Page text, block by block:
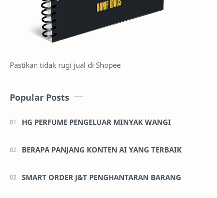
Pastikan tidak rugi jual di Shopee
Popular Posts
HG PERFUME PENGELUAR MINYAK WANGI
BERAPA PANJANG KONTEN AI YANG TERBAIK
SMART ORDER J&T PENGHANTARAN BARANG